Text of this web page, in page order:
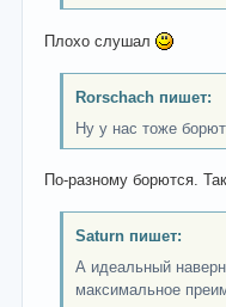
Плохо слушал
Rorschach пишет:
Ну у нас тоже
По-разному борются.
Saturn пишет:
А идеальный
максимальное